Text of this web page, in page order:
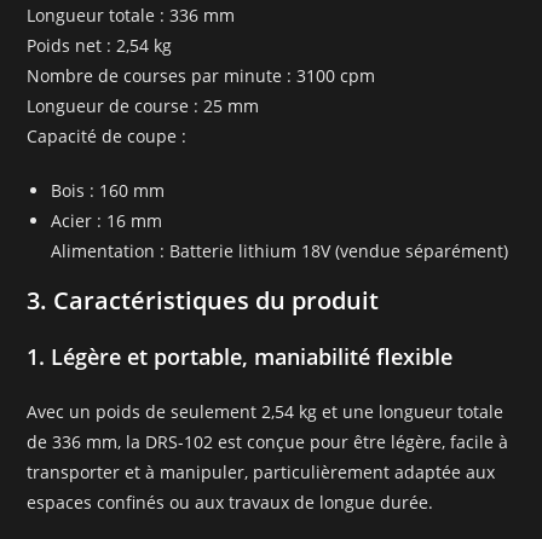
Longueur totale : 336 mm
Poids net : 2,54 kg
Nombre de courses par minute : 3100 cpm
Longueur de course : 25 mm
Capacité de coupe :
Bois : 160 mm
Acier : 16 mm
Alimentation : Batterie lithium 18V (vendue séparément)
3. Caractéristiques du produit
1. Légère et portable, maniabilité flexible
Avec un poids de seulement 2,54 kg et une longueur totale
de 336 mm, la DRS-102 est conçue pour être légère, facile à
transporter et à manipuler, particulièrement adaptée aux
espaces confinés ou aux travaux de longue durée.